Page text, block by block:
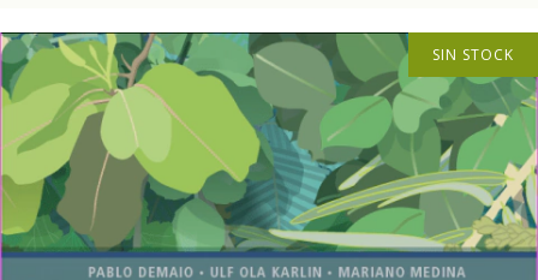
SIN STOCK